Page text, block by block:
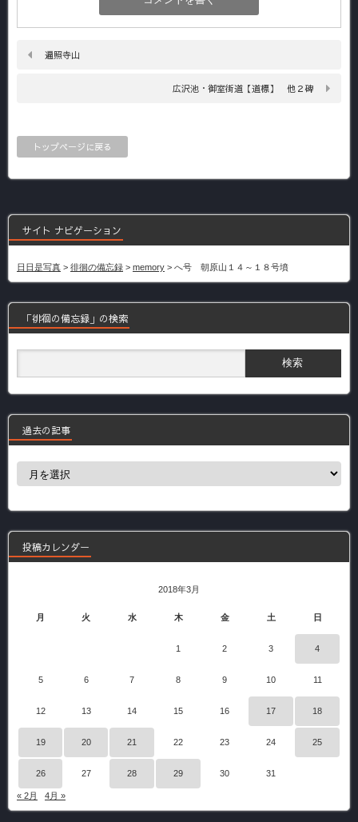
遍照寺山
広沢池・御室街道【道標】 他２碑
トップページに戻る
サイト ナビゲーション
日日是写真 > 徘徊の備忘録 > memory > へ号 朝原山１４～１８号墳
「徘徊の備忘録」の検索
過去の記事
過
事
投稿カレンダー
2018年3月
月 火 水 木 金 土 日
1 2 3 4
5 6 7 8 9 10 11
12 13 14 15 16 17 18
19 20 21 22 23 24 25
26 27 28 29 30 31
« 2月 4月 »